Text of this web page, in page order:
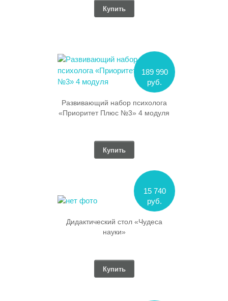
Купить
189 990
руб.
Развивающий набор психолога
«Приоритет Плюс №3» 4 модуля
Купить
15 740
руб.
Дидактический стол «Чудеса
науки»
Купить